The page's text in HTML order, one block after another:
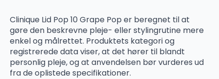
Clinique Lid Pop 10 Grape Pop er beregnet til at
gøre den beskrevne pleje- eller stylingrutine mere
enkel og målrettet. Produktets kategori og
registrerede data viser, at det hører til blandt
personlig pleje, og at anvendelsen bør vurderes ud
fra de oplistede specifikationer.